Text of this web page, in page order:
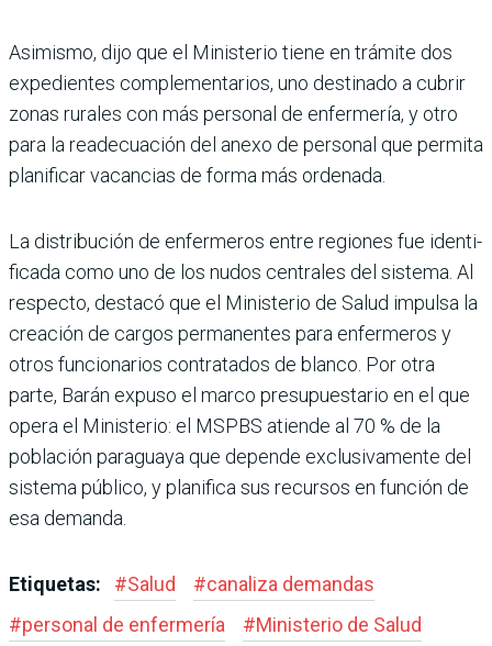
Asimismo, dijo que el Minis­terio tiene en trámite dos
expedientes complementa­rios, uno destinado a cubrir
zonas rurales con más perso­nal de enfermería, y otro
para la readecuación del anexo de personal que permita
plani­ficar vacancias de forma más ordenada.
La distribución de enferme­ros entre regiones fue identi­
ficada como uno de los nudos centrales del sistema. Al
res­pecto, destacó que el Minis­terio de Salud impulsa la
creación de cargos perma­nentes para enfermeros y
otros funcionarios contrata­dos de blanco. Por otra
parte, Barán expuso el marco presu­puestario en el que
opera el Ministerio: el MSPBS atiende al 70 % de la
población para­guaya que depende exclusiva­mente del
sistema público, y planifica sus recursos en fun­ción de
esa demanda.
Etiquetas: #Salud #canaliza demandas
#personal de enfermería #Ministerio de Salud